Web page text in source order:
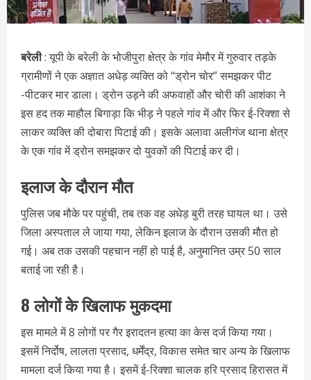
बरेली: यूपी के बरेली के भोजीपुरा क्षेत्र के गांव मेमौर में गुरुवार तड़के
ग्रामीणों ने एक अज्ञात अधेड़ व्यक्ति को “ड्रोन चोर” समझकर पीट
-पीटकर मार डाला। ड्रोन उड़ने की अफवाहों और चोरी की आशंका ने
इस हद तक माहौल बिगाड़ा कि भीड़ ने पहले गांव में और फिर ई-रिक्शा से
लाकर व्यक्ति की दोबारा पिटाई की। इसके अलावा अलीगंज थाना क्षेत्र
के एक गांव में ड्रोन समझकर दो युवकों की पिटाई कर दी।
इलाज के दौरान मौत
पुलिस जब मौके पर पहुंची, तब तक वह अधेड़ बुरी तरह घायल था। उसे
जिला अस्पताल ले जाया गया, लेकिन इलाज के दौरान उसकी मौत हो
गई। अब तक उसकी पहचान नहीं हो पाई है, अनुमानित उम्र 50 साल
बताई जा रही है।
8 लोगों के खिलाफ मुकदमा
इस मामले में 8 लोगों पर गैर इरादतन हत्या का केस दर्ज किया गया।
इसमें निर्दोष, लालता प्रसाद, धर्मेंद्र, विकास समेत चार अन्य के खिलाफ
मामला दर्ज किया गया है। इसमें ई-रिक्शा चालक हरि प्रसाद हिरासत में